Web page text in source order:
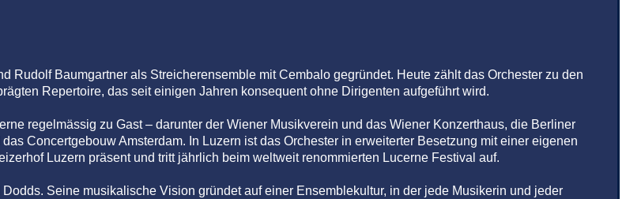
Rudolf Baumgartner als Streicherensemble mit Cembalo gegründet. Heute zählt das Orchester zu den
Repertoire, das seit einigen Jahren konsequent ohne Dirigenten aufgeführt wird.
regelmässig zu Gast – darunter der Wiener Musikverein und das Wiener Konzerthaus, die Berliner
Concertgebouw Amsterdam. In Luzern ist das Orchester in erweiterter Besetzung mit einer eigenen
Luzern präsent und tritt jährlich beim weltweit renommierten Lucerne Festival auf.
Seine musikalische Vision gründet auf einer Ensemblekultur, in der jede Musikerin und jeder